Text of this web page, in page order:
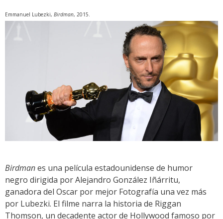
Emmanuel Lubezki, Birdman, 2015.
Birdmanes una película estadounidense de humor
negro dirigida por Alejandro González Iñárritu,
ganadora del Oscar por mejor Fotografía una vez más
por Lubezki. El filme narra la historia de Riggan
Thomson, un decadente actor de Hollywood famoso por